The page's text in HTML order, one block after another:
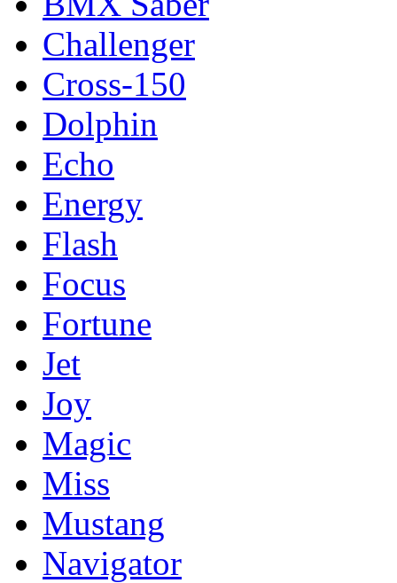
Challenger
Cross-150
Dolphin
Echo
Energy
Flash
Focus
Fortune
Jet
Joy
Magic
Miss
Mustang
Navigator